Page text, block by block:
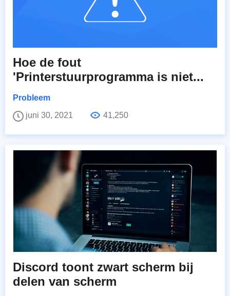
Hoe de fout
'Printerstuurprogramma is niet...
Probleem
juni 30, 2021
41,250
Discord toont zwart scherm bij
delen van scherm